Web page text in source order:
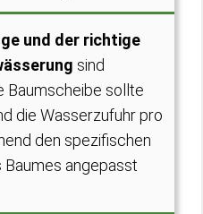
und der richtige
sind
Baumscheibe sollte
die Wasserzufuhr pro
den spezifischen
angepasst